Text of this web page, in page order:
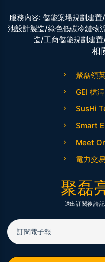
服務內容: 儲能案場規劃建
池設計製造/綠色低碳冷鏈物
造/工商儲能規劃建
相
聚磊領英
GEI 桾
SusHi
Smart
Meet
電力交
聚磊
送出訂閱後請
訂閱電子報